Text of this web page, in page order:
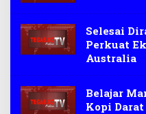
Selesai
Perkuat
Australia
Belajar
Kopi Darat